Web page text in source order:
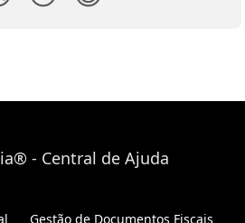
Gestão de Documentos Fiscais